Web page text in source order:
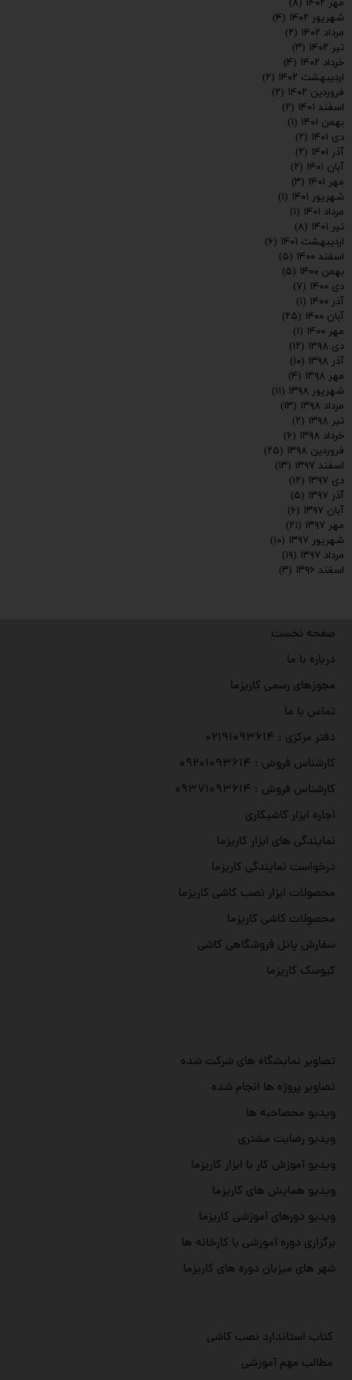
مهر ۱۴۰۲
(۸)
شهریور ۱۴۰۲
(۴)
مرداد ۱۴۰۲
(۲)
تیر ۱۴۰۲
(۳)
خرداد ۱۴۰۲
(۴)
اردیبهشت ۱۴۰۲
(۲)
فروردین ۱۴۰۲
(۲)
اسفند ۱۴۰۱
(۲)
بهمن ۱۴۰۱
(۱)
دی ۱۴۰۱
(۲)
آذر ۱۴۰۱
(۲)
آبان ۱۴۰۱
(۲)
مهر ۱۴۰۱
(۳)
شهریور ۱۴۰۱
(۱)
مرداد ۱۴۰۱
(۱)
تیر ۱۴۰۱
(۸)
اردیبهشت ۱۴۰۱
(۶)
اسفند ۱۴۰۰
(۵)
بهمن ۱۴۰۰
(۵)
دی ۱۴۰۰
(۷)
آذر ۱۴۰۰
(۱)
آبان ۱۴۰۰
(۲۵)
مهر ۱۴۰۰
(۱)
دی ۱۳۹۸
(۱۲)
آذر ۱۳۹۸
(۱۰)
مهر ۱۳۹۸
(۴)
شهریور ۱۳۹۸
(۱۱)
مرداد ۱۳۹۸
(۱۳)
تیر ۱۳۹۸
(۲)
خرداد ۱۳۹۸
(۶)
فروردین ۱۳۹۸
(۲۵)
اسفند ۱۳۹۷
(۱۳)
دی ۱۳۹۷
(۱۲)
آذر ۱۳۹۷
(۵)
آبان ۱۳۹۷
(۶)
مهر ۱۳۹۷
(۲۱)
شهریور ۱۳۹۷
(۱۰)
مرداد ۱۳۹۷
(۱۹)
اسفند ۱۳۹۶
(۳)
تصاویر نمایشگاه های شرکت شده
تصاویر پروژه ها انجام شده
ویدیو محصاحبه ها
ویدیو رضایت مشتری
ویدیو آموزش کار با ابزار کاریزما
ویدیو همایش های کاریزما
ویدیو دورهای آموزشی کاریزما
برگزاری دوره آموزشی با کارخانه ها
شهر های میزبان دوره های کاریزما
صفحه نخست
درباره با ما
مجوزهای رسمی کاریزما
تماس با ما
دفتر مرکزی : ۰۲۱۹۱۰۹۳۶۱۴
کارشناس فروش : ۰۹۲۰۱۰۹۳۶۱۴
کارشناس فروش : ۰۹۳۷۱۰۹۳۶۱۴
اجاره ابزار کاشیکاری
نمایندگی های ابزار کاریزما
درخواست نمایندگی کاریزما
محصولات ابزار نصب کاشی کاریزما
محصولات کاشی کاریزما
سفارش پانل فروشگاهی کاشی
کیوسک کاریزما
کتاب استاندارد نصب کاشی
مطالب مهم آموزشی